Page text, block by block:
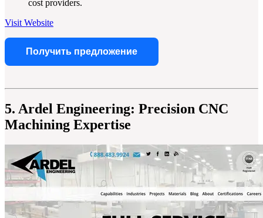
cost providers.
Visit Website
Получить предложение
5. Ardel Engineering: Precision CNC
Machining Expertise